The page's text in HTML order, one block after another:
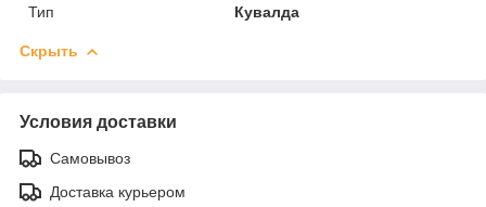
Тип
Кувалда
Скрыть
Условия доставки
Самовывоз
Доставка курьером